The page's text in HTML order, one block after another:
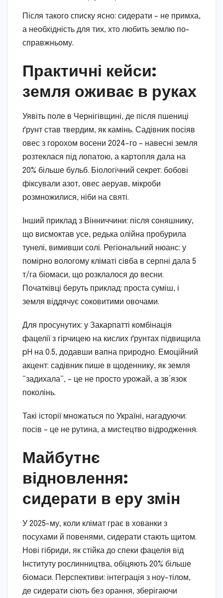
Після такого списку ясно: сидерати – не примха,
а необхідність для тих, хто любить землю по-
справжньому.
Практичні кейси:
земля оживає в руках
Уявіть поле в Чернігівщині, де після пшениці
ґрунт став твердим, як камінь. Садівник посіяв
овес з горохом восени 2024-го – навесні земля
розтеклася під лопатою, а картопля дала на
20% більше бульб. Біологічний секрет: бобові
фіксували азот, овес аеруав, мікроби
розмножилися, ніби на святі.
Інший приклад з Вінниччини: після соняшнику,
що висмоктав усе, редька олійна пробурила
тунелі, вимивши солі. Регіональний нюанс: у
помірно вологому кліматі сівба в серпні дала 5
т/га біомаси, що розклалося до весни.
Початківці беруть приклад: проста суміш, і
земля віддячує соковитими овочами.
Для просунутих: у Закарпатті комбінація
фацелії з гірчицею на кислих ґрунтах підвищила
pH на 0.5, додавши вапна природно. Емоційний
акцент: садівник пише в щоденнику, як земля
“задихала”, – це не просто урожай, а зв’язок
поколінь.
Такі історії множаться по Україні, нагадуючи:
посів – це не рутина, а мистецтво відродження.
Майбутнє
відновлення:
сидерати в еру змін
У 2025-му, коли клімат грає в хованки з
посухами й повенями, сидерати стають щитом.
Нові гібриди, як стійка до спеки фацелія від
Інституту рослинництва, обіцяють 20% більше
біомаси. Перспективи: інтеграція з ноу-тілом,
де сидерати сіють без орання, зберігаючи